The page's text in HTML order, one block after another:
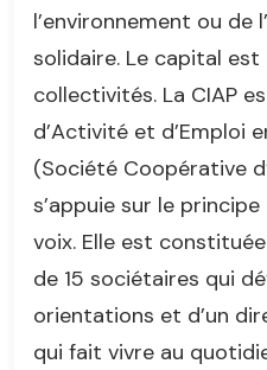
l’environnement ou de
solidaire. Le capital
collectivités. La CIAP
d’Activité et d’Emploi
(Société Coopérative
s’appuie sur le
voix. Elle est
de 15 sociétaires qui
orientations et d’un
qui fait vivre au